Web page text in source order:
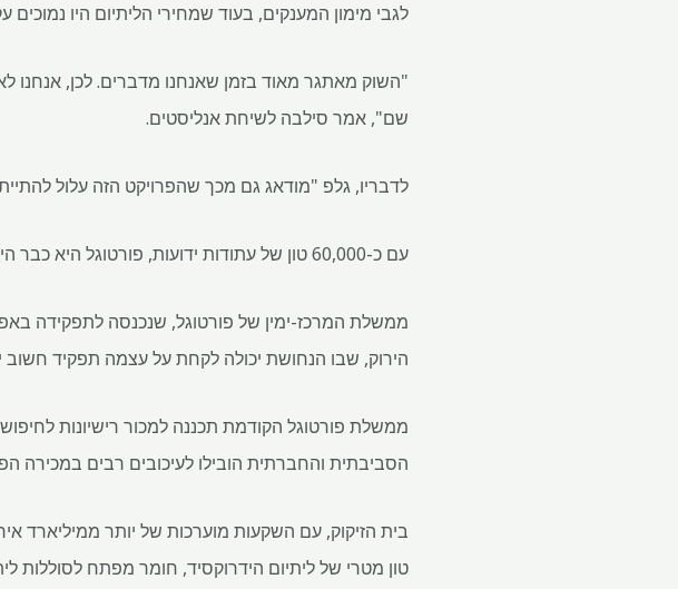
לגבי מימון המענקים, בעוד שמחירי הליתיום היו נמוכים
שם", אמר סילבה לשיחת אנליסטים.
לדבריו, גלפ "מודאג גם מכך שהפרויקט הזה עלול
עם כ-60,000 טון של עתודות ידועות, פורטוגל היא כבר היצרנית הגדולה ביותר באירופה של ליתיום, שנכרה באופן מסורתי לקרמיקה.
ממשלת המרכז-ימין של פורטוגל, שנכנסה לתפקידה
הירוק, שבו הנחושת יכולה לקחת על עצמה תפקיד חשוב
ממשלת פורטוגל הקודמת תכננה למכור רישיונות
הסביבתית והחברתית הובילו לעיכובים רבים במכירה
טון מטרי של ליתיום הידרוקסיד, חומר מפתח לסוללות